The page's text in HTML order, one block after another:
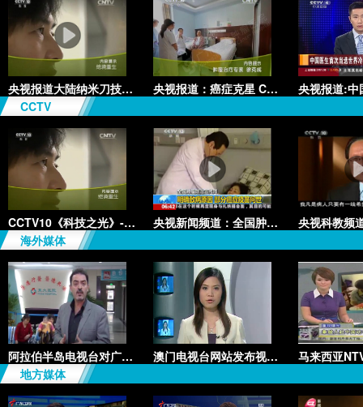
央视报道大陆纳米刀技术手术：绝
央视报道：癌症克星 CCC+P治疗
CCTV
CCTV10《科技之光》-绝境重生
央视新闻频道：全国肿瘤防治宣传
海外媒体
阿拉伯半岛电视台对广州复大的专
澳门电视台网站发布视频《学者推
地方媒体